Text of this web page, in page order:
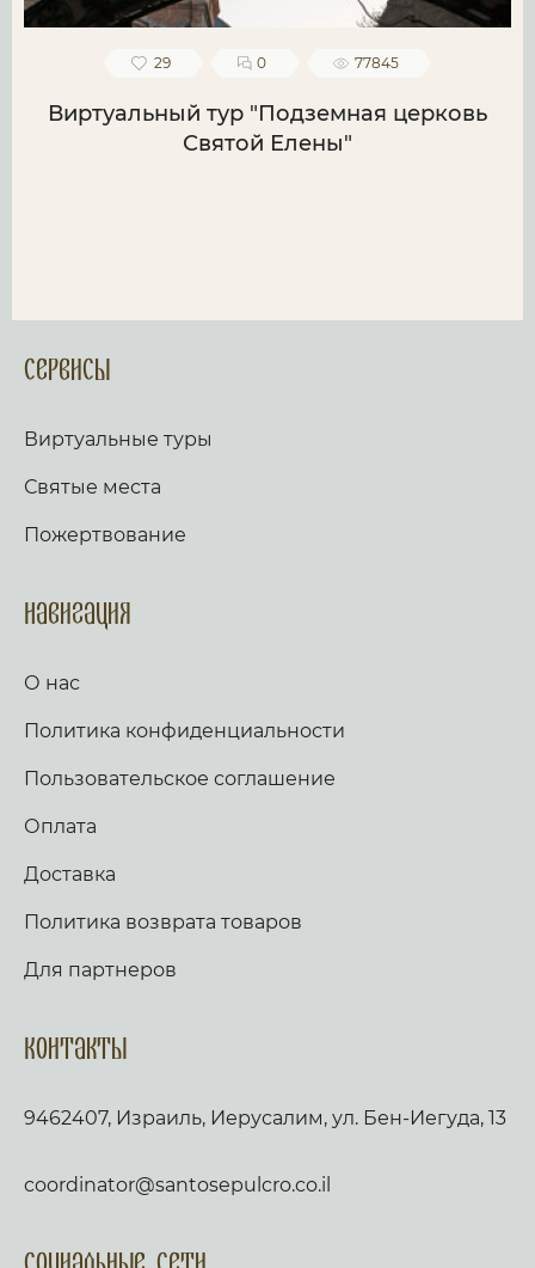
29 0 77845
Виртуальный тур "Подземная церковь
Святой Елены"
Сервисы
Виртуальные туры
Святые места
Пожертвование
Навигация
О нас
Политика конфиденциальности
Пользовательское соглашение
Оплата
Доставка
Политика возврата товаров
Для партнеров
Контакты
9462407, Израиль, Иерусалим, ул. Бен-Иегуда, 13
coordinator@santosepulcro.co.il